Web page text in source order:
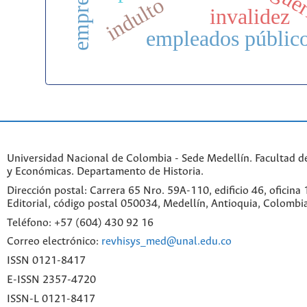
indulto invalidez
empleados
Universidad Nacional de Colombia - Sede Medellín. Facultad
y Económicas. Departamento de Historia.
Dirección postal: Carrera 65 Nro. 59A-110, edificio 46, oficina
Editorial, código postal 050034, Medellín, Antioquia,
Teléfono: +57 (604) 430 92 16
Correo electrónico: revhisys_med@unal.edu.co
ISSN 0121-8417
E-ISSN 2357-4720
ISSN-L 0121-8417